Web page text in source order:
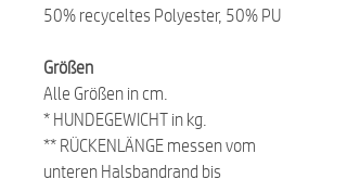
50% recyceltes Polyester, 50% PU
Größen
Alle Größen in cm.
* HUNDEGEWICHT in kg.
** RÜCKENLÄNGE messen vom
unteren Halsbandrand bis